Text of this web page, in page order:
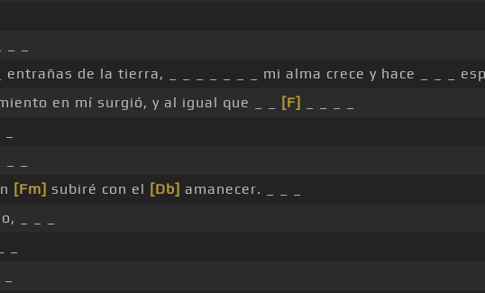
entrañas de la tierra, _ _ _ _ _ _ _ mi alma crece y hace _ _ _
en mí surgió, y al igual que _ _ [F]
[Fm] subiré con el [Db] amanecer. _ _ _
_ _ _